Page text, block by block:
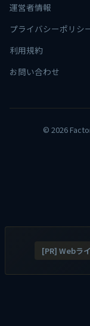
運営者情報
プライバシーポリシ
利用規約
お問い合わせ
© 2026
[PR] Webラ